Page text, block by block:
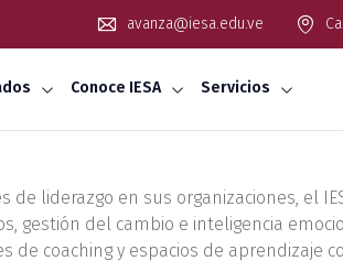
avanza@iesa.edu.ve
Conoce IESA Servicios
liderazgo en sus organizaciones, el
gestión del cambio e inteligencia
coaching y espacios de aprendizaje